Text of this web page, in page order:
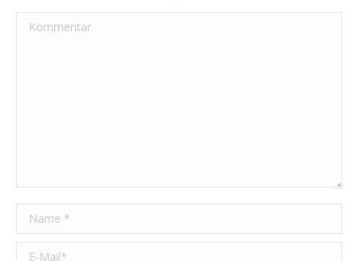
Kommentar
Name *
E-Mail *